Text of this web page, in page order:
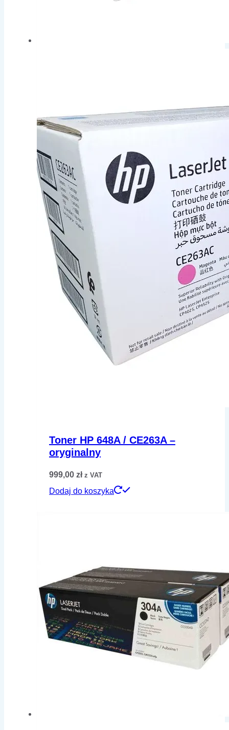
Toner HP 648A / CE263A –
oryginalny
999,00 zł z VAT
Dodaj do koszyka